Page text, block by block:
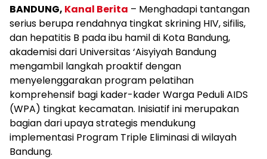
BANDUNG, Kanal Berita – Menghadapi tantangan
serius berupa rendahnya tingkat skrining HIV, sifilis,
dan hepatitis B pada ibu hamil di Kota Bandung,
akademisi dari Universitas ‘Aisyiyah Bandung
mengambil langkah proaktif dengan
menyelenggarakan program pelatihan
komprehensif bagi kader-kader Warga Peduli AIDS
(WPA) tingkat kecamatan. Inisiatif ini merupakan
bagian dari upaya strategis mendukung
implementasi Program Triple Eliminasi di wilayah
Bandung.